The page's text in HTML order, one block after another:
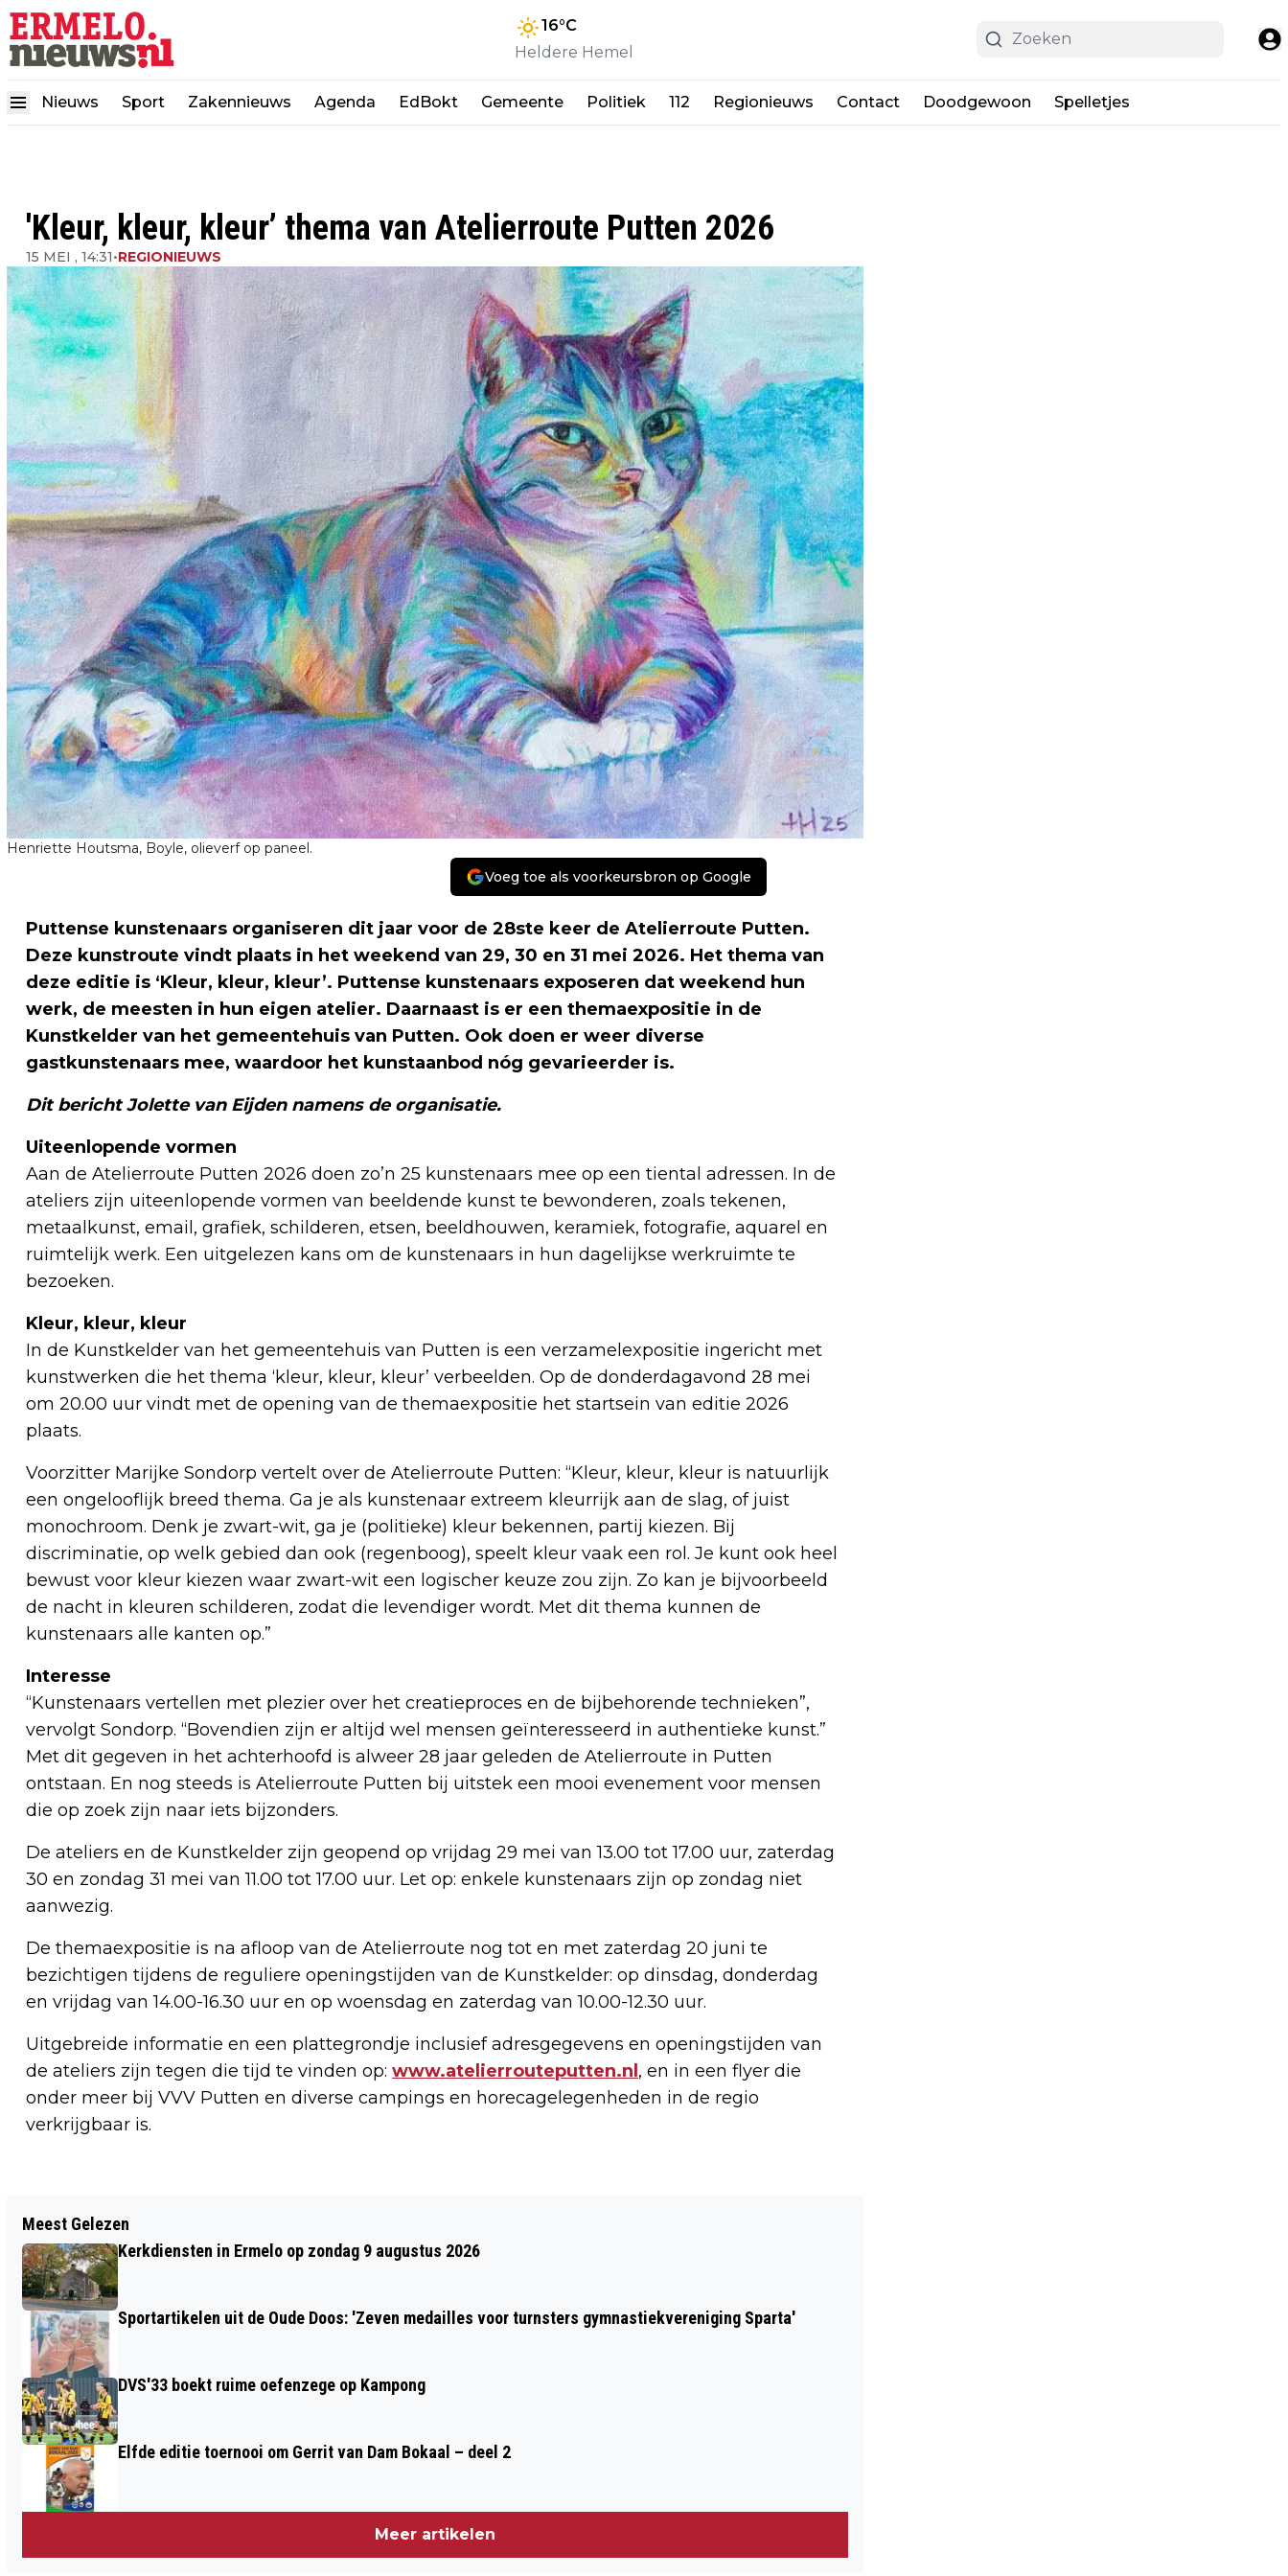
16°C
Heldere Hemel
Nieuws Sport Zakennieuws Agenda EdBokt Gemeente Politiek 112 Regionieuws Contact Doodgewoon Spelletjes
'Kleur, kleur, kleur’ thema van Atelierroute Putten 2026
15 MEI , 14:31•REGIONIEUWS
Henriette Houtsma, Boyle, olieverf op paneel.
Voeg toe als voorkeursbron op Google
Puttense kunstenaars organiseren dit jaar voor de 28ste keer de Atelierroute Putten.
Deze kunstroute vindt plaats in het weekend van 29, 30 en 31 mei 2026. Het thema van
deze editie is ‘Kleur, kleur, kleur’. Puttense kunstenaars exposeren dat weekend hun
werk, de meesten in hun eigen atelier. Daarnaast is er een themaexpositie in de
Kunstkelder van het gemeentehuis van Putten. Ook doen er weer diverse
gastkunstenaars mee, waardoor het kunstaanbod nóg gevarieerder is.
Dit bericht Jolette van Eijden namens de organisatie.
Uiteenlopende vormen
Aan de Atelierroute Putten 2026 doen zo’n 25 kunstenaars mee op een tiental adressen. In de
ateliers zijn uiteenlopende vormen van beeldende kunst te bewonderen, zoals tekenen,
metaalkunst, email, grafiek, schilderen, etsen, beeldhouwen, keramiek, fotografie, aquarel en
ruimtelijk werk. Een uitgelezen kans om de kunstenaars in hun dagelijkse werkruimte te
bezoeken.
Kleur, kleur, kleur
In de Kunstkelder van het gemeentehuis van Putten is een verzamelexpositie ingericht met
kunstwerken die het thema ‘kleur, kleur, kleur’ verbeelden. Op de donderdagavond 28 mei
om 20.00 uur vindt met de opening van de themaexpositie het startsein van editie 2026
plaats.
Voorzitter Marijke Sondorp vertelt over de Atelierroute Putten: “Kleur, kleur, kleur is natuurlijk
een ongelooflijk breed thema. Ga je als kunstenaar extreem kleurrijk aan de slag, of juist
monochroom. Denk je zwart-wit, ga je (politieke) kleur bekennen, partij kiezen. Bij
discriminatie, op welk gebied dan ook (regenboog), speelt kleur vaak een rol. Je kunt ook heel
bewust voor kleur kiezen waar zwart-wit een logischer keuze zou zijn. Zo kan je bijvoorbeeld
de nacht in kleuren schilderen, zodat die levendiger wordt. Met dit thema kunnen de
kunstenaars alle kanten op.”
Interesse
“Kunstenaars vertellen met plezier over het creatieproces en de bijbehorende technieken”,
vervolgt Sondorp. “Bovendien zijn er altijd wel mensen geïnteresseerd in authentieke kunst.”
Met dit gegeven in het achterhoofd is alweer 28 jaar geleden de Atelierroute in Putten
ontstaan. En nog steeds is Atelierroute Putten bij uitstek een mooi evenement voor mensen
die op zoek zijn naar iets bijzonders.
De ateliers en de Kunstkelder zijn geopend op vrijdag 29 mei van 13.00 tot 17.00 uur, zaterdag
30 en zondag 31 mei van 11.00 tot 17.00 uur. Let op: enkele kunstenaars zijn op zondag niet
aanwezig.
De themaexpositie is na afloop van de Atelierroute nog tot en met zaterdag 20 juni te
bezichtigen tijdens de reguliere openingstijden van de Kunstkelder: op dinsdag, donderdag
en vrijdag van 14.00-16.30 uur en op woensdag en zaterdag van 10.00-12.30 uur.
Uitgebreide informatie en een plattegrondje inclusief adresgegevens en openingstijden van
de ateliers zijn tegen die tijd te vinden op: www.atelierrouteputten.nl, en in een flyer die
onder meer bij VVV Putten en diverse campings en horecagelegenheden in de regio
verkrijgbaar is.
KONINGSDAG ERMELO WEER EEN
FEESTJE, MAAR WAS DIT DE LAATSTE
KEER?
RUILKRINGAVOND LETS-ERMELO
Meest Gelezen
Kerkdiensten in Ermelo op zondag 9 augustus 2026
Sportartikelen uit de Oude Doos: 'Zeven medailles voor turnsters gymnastiekvereniging Sparta'
DVS'33 boekt ruime oefenzege op Kampong
Elfde editie toernooi om Gerrit van Dam Bokaal – deel 2
Meer artikelen